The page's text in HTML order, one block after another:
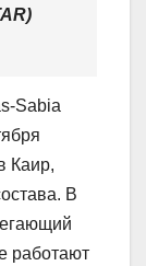
Sabia
Каир,
В
работают